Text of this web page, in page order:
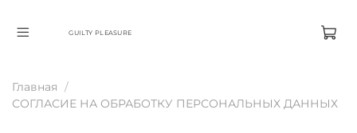
GUILTY PLEASURE
Главная
СОГЛАСИЕ НА ОБРАБОТКУ ПЕРСОНАЛЬНЫХ ДАННЫХ